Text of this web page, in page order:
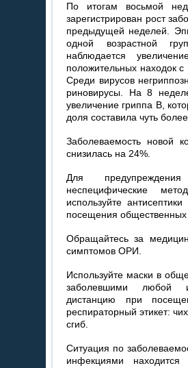
По итогам восьмой
зарегистрирован рост
предыдущей неделей.
одной возрастной
наблюдается
положительных находок
Среди вирусов
риновирусы. На 8
увеличение гриппа В,
доля составила чуть
Заболеваемость новой
снизилась на 24%.
Для
неспецифические
используйте
посещения общественных
Обращайтесь за
симптомов ОРИ.
Используйте маски в
заболевшими любой
дистанцию при
респираторный этикет:
сгиб.
Ситуация по
инфекциями